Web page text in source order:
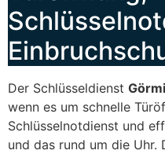
Der Schlüsseldienst
wenn es um schnelle
Schlüsselnotdienst und
und das rund um die Uhr.